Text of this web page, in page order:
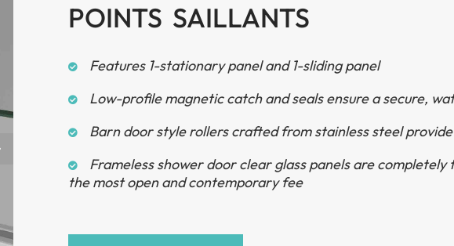
POINTS SAILLANTS
Features 1-stationary panel and 1-sliding panel
Low-profile magnetic catch and seals ensure a secure,
Barn door style rollers crafted from stainless steel
Frameless shower door clear glass panels are
the most open and contemporary fee